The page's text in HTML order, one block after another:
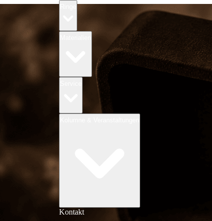
Trauringe
Diamanten Trauringe aus Altgold
Kontakt